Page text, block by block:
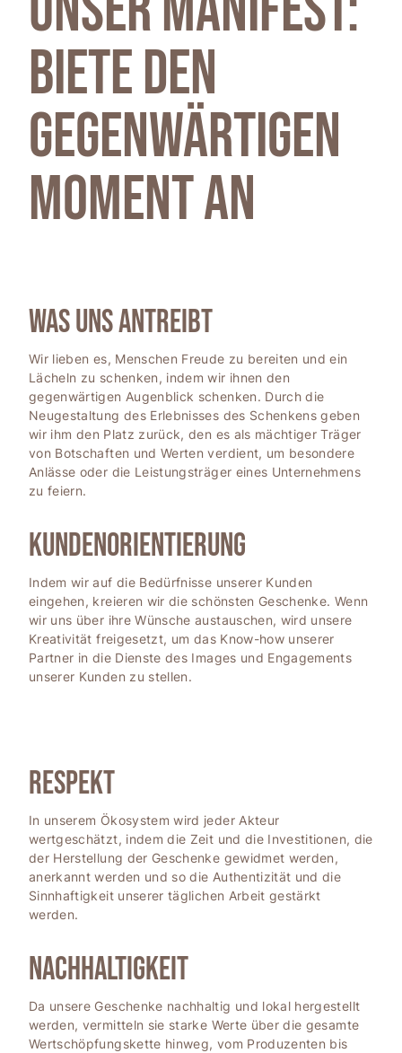
T
N
Biete den
gegenwärtigen
Moment an
WAS UNS ANTREIBT
Wir lieben es, Menschen Freude zu bereiten und ein
Lächeln zu schenken, indem wir ihnen den
gegenwärtigen Augenblick schenken. Durch die
Neugestaltung des Erlebnisses des Schenkens geben
wir ihm den Platz zurück, den es als mächtiger Träger
von Botschaften und Werten verdient, um besondere
Anlässe oder die Leistungsträger eines Unternehmens
zu feiern.
KUNDENORIENTIERUNG
Indem wir auf die Bedürfnisse unserer Kunden
eingehen, kreieren wir die schönsten Geschenke. Wenn
wir uns über ihre Wünsche austauschen, wird unsere
Kreativität freigesetzt, um das Know-how unserer
Partner in die Dienste des Images und Engagements
unserer Kunden zu stellen.
Respekt
In unserem Ökosystem wird jeder Akteur
wertgeschätzt, indem die Zeit und die Investitionen, die
der Herstellung der Geschenke gewidmet werden,
anerkannt werden und so die Authentizität und die
Sinnhaftigkeit unserer täglichen Arbeit gestärkt
werden.
NACHHALTIGKEIT
Da unsere Geschenke nachhaltig und lokal hergestellt
werden, vermitteln sie starke Werte über die gesamte
Wertschöpfungskette hinweg, vom Produzenten bis